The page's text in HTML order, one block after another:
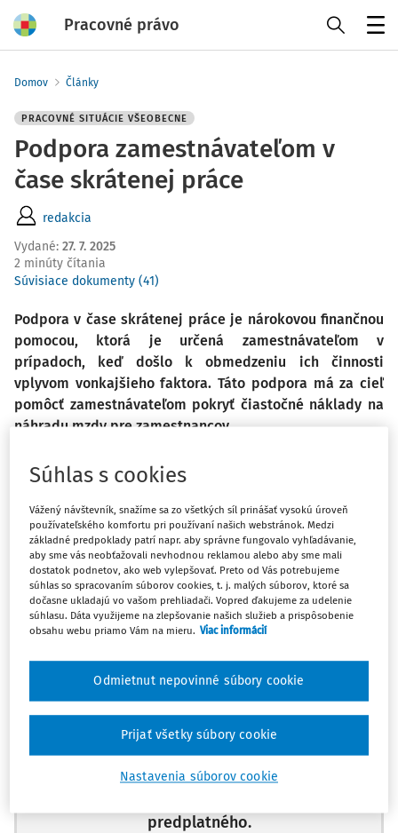
Pracovné právo
Domov Články
PRACOVNÉ SITUÁCIE VŠEOBECNE
Podpora zamestnávateľom v
čase skrátenej práce
redakcia
Vydané: 27. 7. 2025
2 minúty čítania
Súvisiace dokumenty (41)
Podpora v čase skrátenej práce je nárokovou finančnou
pomocou, ktorá je určená zamestnávateľom v
prípadoch, keď došlo k obmedzeniu ich činnosti
vplyvom vonkajšieho faktora. Táto podpora má za cieľ
pomôcť zamestnávateľom pokryť čiastočné náklady na
náhradu mzdy pre zamestnancov.
Skrátená práca je definovaná ako časové obdobie
zamestnávateľa vplyvom vonkajšieho faktora až po
skončenie tohto obmedzenia. Ob
Máte predplatné? Prihláste sa
Tento dokument je len pre
predplatiteľov EXPERT.
predplatného.
Súhlas s cookies
Vážený návštevník, snažíme sa zo všetkých síl prinášať vysokú úroveň
používateľského komfortu pri používaní našich webstránok. Medzi
základné predpoklady patrí napr. aby správne fungovalo vyhľadávanie,
aby sme vás neobťažovali nevhodnou reklamou alebo aby sme mali
dostatok podnetov, ako web vylepšovať. Preto od Vás potrebujeme
súhlas so spracovaním súborov cookies, t. j. malých súborov, ktoré sa
dočasne ukladajú vo vašom prehliadači. Vopred ďakujeme za udelenie
súhlasu. Dáta využijeme na zlepšovanie našich služieb a prispôsobenie
obsahu webu priamo Vám na mieru. Viac informácií
Nastavenia súborov cookie
Odmietnut nepovinné súbory cookie
Prijať všetky súbory cookie